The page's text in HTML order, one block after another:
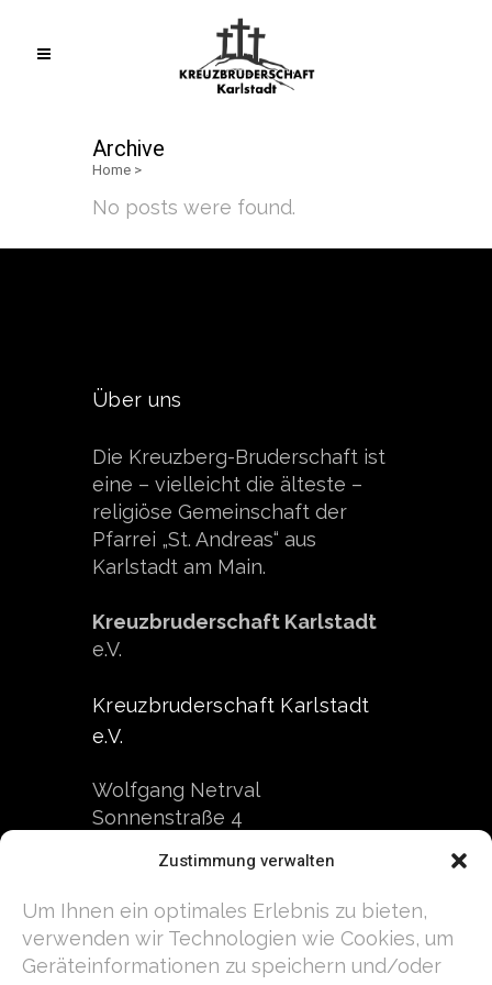
Zustimmung verwalten
Um Ihnen ein optimales Erlebnis zu bieten,
verwenden wir Technologien wie Cookies, um
Geräteinformationen zu speichern und/oder
Archive
Home>
No posts were found.
Über uns
Die Kreuzberg-Bruderschaft ist
eine – vielleicht die älteste –
religiöse Gemeinschaft der
Pfarrei „St. Andreas“ aus
Karlstadt am Main.
Kreuzbruderschaft Karlstadt
e.V.
Kreuzbruderschaft Karlstadt
e.V.
Wolfgang Netrval
Sonnenstraße 4
Kontakt
Telefon: +49 9353 7579